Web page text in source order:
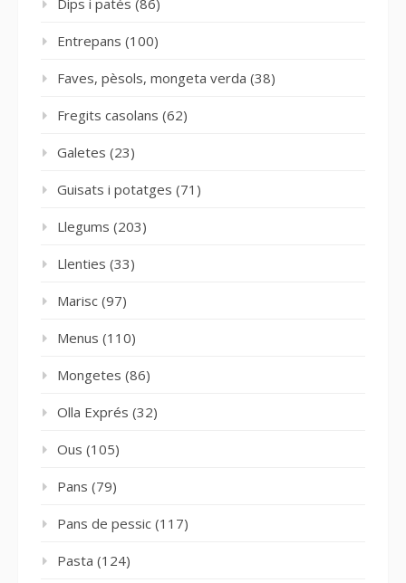
Entrepans (100)
Faves, pèsols, mongeta verda (38)
Fregits casolans (62)
Galetes (23)
Guisats i potatges (71)
Llegums (203)
Llenties (33)
Marisc (97)
Menus (110)
Mongetes (86)
Olla Exprés (32)
Ous (105)
Pans (79)
Pans de pessic (117)
Pasta (124)